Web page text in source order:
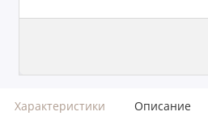
Характеристики Описание